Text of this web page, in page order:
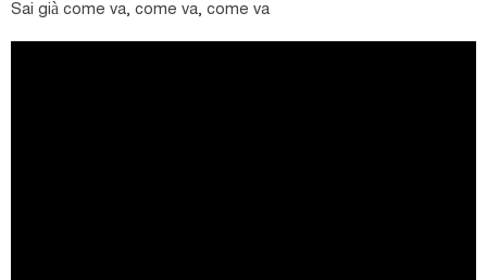
Sai già come va, come va, come va